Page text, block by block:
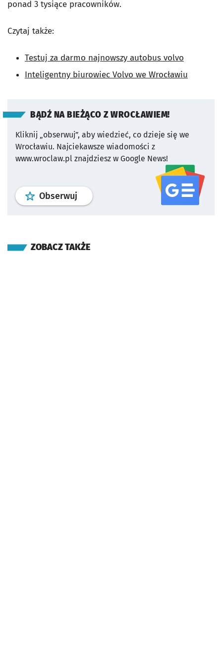
ponad 3 tysiące pracowników.
Czytaj także:
Testuj za darmo najnowszy autobus volvo
Inteligentny biurowiec Volvo we Wrocławiu
BĄDŹ NA BIEŻĄCO Z WROCŁAWIEM!
Kliknij „obserwuj”, aby wiedzieć, co dzieje się we
Wrocławiu. Najciekawsze wiadomości z
www.wroclaw.pl znajdziesz w Google News!
Obserwuj profil serwisu
ZOBACZ TAKŻE